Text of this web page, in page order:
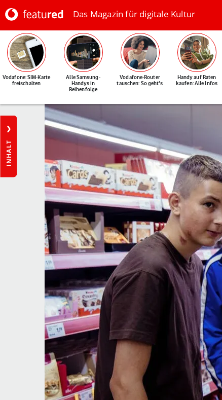
Das Magazin für digitale Kultur
Vodafone: SIM-Karte
freischalten
Alle Samsung-
Handys in
Reihenfolge
Vodafone-Router
tauschen: So geht's
Handy auf Raten
kaufen: Alle Infos
INHALT